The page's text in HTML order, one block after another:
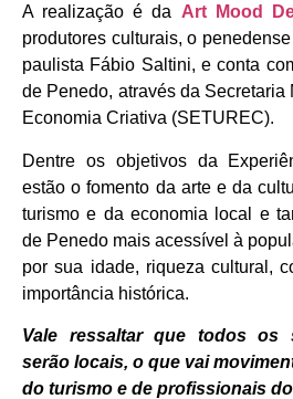
A realização é da Art Mood
produtores culturais, o
paulista Fábio Saltini, e conta
de Penedo, através da Secretaria
Economia Criativa (SETUREC).
Dentre os objetivos da
estão o fomento da arte e da
turismo e da economia local e
de Penedo mais acessível à
por sua idade, riqueza cultural,
importância histórica.
Vale ressaltar que todos os
serão locais, o que vai
do turismo e de profissionais